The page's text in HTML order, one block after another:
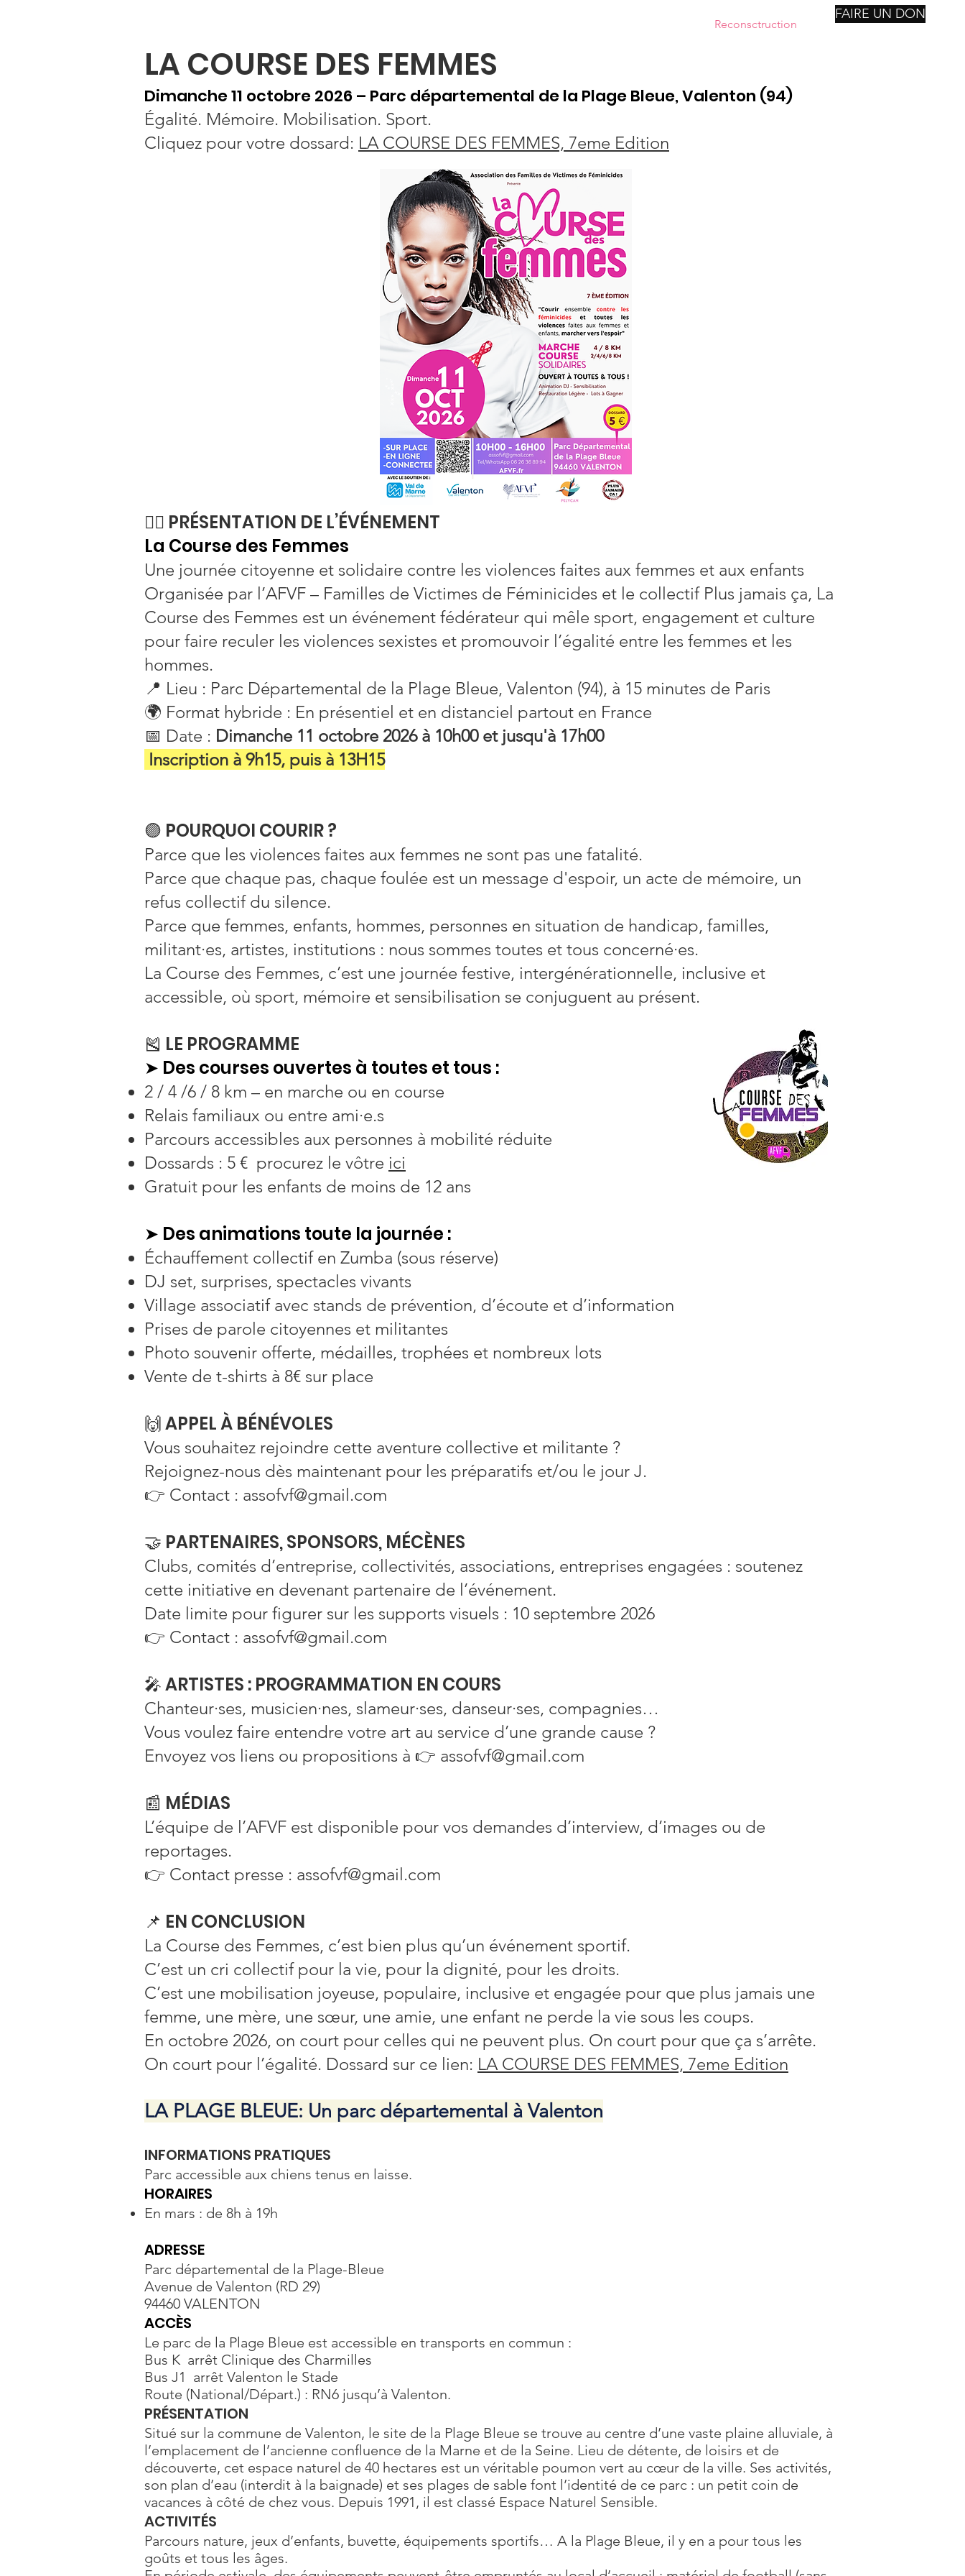
Reconsctruction Notre Fondation
FAIRE UN DON
LA COURSE DES FEMMES
Dimanche 11 octobre 2026 – Parc départemental de la Plage Bleue, Valenton (94)
Égalité. Mémoire. Mobilisation. Sport.
​Cliquez pour votre dossard: LA COURSE DES FEMMES, 7eme Edition
🏃‍♀️ PRÉSENTATION DE L’ÉVÉNEMENT
La Course des Femmes
Une journée citoyenne et solidaire contre les violences faites aux femmes et aux enfants
Organisée par l’AFVF – Familles de Victimes de Féminicides et le collectif Plus jamais ça, La
Course des Femmes est un événement fédérateur qui mêle sport, engagement et culture
pour faire reculer les violences sexistes et promouvoir l’égalité entre les femmes et les
hommes.
📍 Lieu : Parc Départemental de la Plage Bleue, Valenton (94), à 15 minutes de Paris
🌍 Format hybride : En présentiel et en distanciel partout en France
📅 Date : Dimanche 11 octobre 2026 à 10h00 et jusqu'à 17h00
Inscription à 9h15, puis à 13H15
🟣 POURQUOI COURIR ?
Parce que les violences faites aux femmes ne sont pas une fatalité.
Parce que chaque pas, chaque foulée est un message d'espoir, un acte de mémoire, un
refus collectif du silence.
Parce que femmes, enfants, hommes, personnes en situation de handicap, familles,
militant·es, artistes, institutions : nous sommes toutes et tous concerné·es.
La Course des Femmes, c’est une journée festive, intergénérationnelle, inclusive et
accessible, où sport, mémoire et sensibilisation se conjuguent au présent.
🎽 LE PROGRAMME
➤ Des courses ouvertes à toutes et tous :
2 / 4 /6 / 8 km – en marche ou en course
Relais familiaux ou entre ami·e.s
Parcours accessibles aux personnes à mobilité réduite
Dossards : 5 € procurez le vôtre ici
Gratuit pour les enfants de moins de 12 ans
➤ Des animations toute la journée :
Échauffement collectif en Zumba (sous réserve)
DJ set, surprises, spectacles vivants
Village associatif avec stands de prévention, d’écoute et d’information
Prises de parole citoyennes et militantes
Photo souvenir offerte, médailles, trophées et nombreux lots
Vente de t-shirts à 8€ sur place
🙌 APPEL À BÉNÉVOLES
Vous souhaitez rejoindre cette aventure collective et militante ?
Rejoignez-nous dès maintenant pour les préparatifs et/ou le jour J.
👉 Contact : assofvf@gmail.com
🤝 PARTENAIRES, SPONSORS, MÉCÈNES
Clubs, comités d’entreprise, collectivités, associations, entreprises engagées : soutenez
cette initiative en devenant partenaire de l’événement.
Date limite pour figurer sur les supports visuels : 10 septembre 2026
👉 Contact : assofvf@gmail.com
🎤 ARTISTES : PROGRAMMATION EN COURS
Chanteur·ses, musicien·nes, slameur·ses, danseur·ses, compagnies…
Vous voulez faire entendre votre art au service d’une grande cause ?
Envoyez vos liens ou propositions à 👉 assofvf@gmail.com
📰 MÉDIAS
L’équipe de l’AFVF est disponible pour vos demandes d’interview, d’images ou de
reportages.
👉 Contact presse : assofvf@gmail.com
📌 EN CONCLUSION
La Course des Femmes, c’est bien plus qu’un événement sportif.
C’est un cri collectif pour la vie, pour la dignité, pour les droits.
C’est une mobilisation joyeuse, populaire, inclusive et engagée pour que plus jamais une
femme, une mère, une sœur, une amie, une enfant ne perde la vie sous les coups.
En octobre 2026, on court pour celles qui ne peuvent plus. On court pour que ça s’arrête.
On court pour l’égalité. Dossard sur ce lien: LA COURSE DES FEMMES, 7eme Edition
LA PLAGE BLEUE: Un parc départemental à Valenton
INFORMATIONS PRATIQUES
Parc accessible aux chiens tenus en laisse.
HORAIRES
En mars : de 8h à 19h
ADRESSE
Parc départemental de la Plage-Bleue
Avenue de Valenton (RD 29)
94460 VALENTON
ACCÈS
Le parc de la Plage Bleue est accessible en transports en commun :
Bus K arrêt Clinique des Charmilles
Bus J1 arrêt Valenton le Stade
Route (National/Départ.) : RN6 jusqu’à Valenton.
PRÉSENTATION
Situé sur la commune de Valenton, le site de la Plage Bleue se trouve au centre d’une vaste plaine alluviale, à
l’emplacement de l’ancienne confluence de la Marne et de la Seine. Lieu de détente, de loisirs et de
découverte, cet espace naturel de 40 hectares est un véritable poumon vert au cœur de la ville. Ses activités,
son plan d’eau (interdit à la baignade) et ses plages de sable font l’identité de ce parc : un petit coin de
vacances à côté de chez vous. Depuis 1991, il est classé Espace Naturel Sensible.
ACTIVITÉS
Parcours nature, jeux d’enfants, buvette, équipements sportifs… A la Plage Bleue, il y en a pour tous les
goûts et tous les âges.